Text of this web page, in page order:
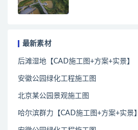
最新素材
后滩湿地【CAD施工图+方案+实景】
安徽公园绿化工程施工图
北京某公园景观施工图
哈尔滨群力【CAD施工图+方案+实景】